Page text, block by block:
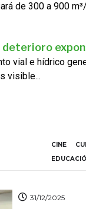
de 300 a 900
vial e hídrico
visible...
CINE
31/12/2025